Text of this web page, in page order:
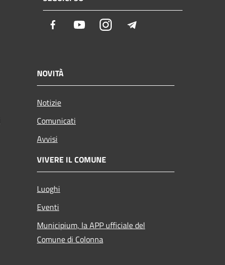
Facebook YoutubeInstagram
NOVITÀ
Notizie
Comunicati
Avvisi
VIVERE IL COMUNE
Luoghi
Eventi
Municipium, la APP ufficiale del
Comune di Colonna